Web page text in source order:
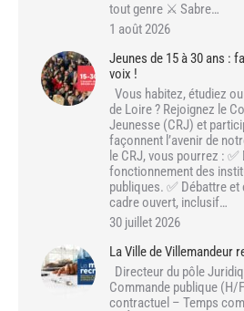
tout genre ⚔️ Sabre…
1 août 2026
Jeunes de 15 à 30 ans :
voix !
Vous habitez, étudiez
de Loire ? Rejoignez le
Jeunesse (CRJ) et
façonnent l’avenir de
le CRJ, vous pourrez :
fonctionnement des
publiques. ✅ Débattre et
cadre ouvert, inclusif…
30 juillet 2026
La Ville de Villemandeur
Directeur du pôle
Commande publique (H/
contractuel – Temps